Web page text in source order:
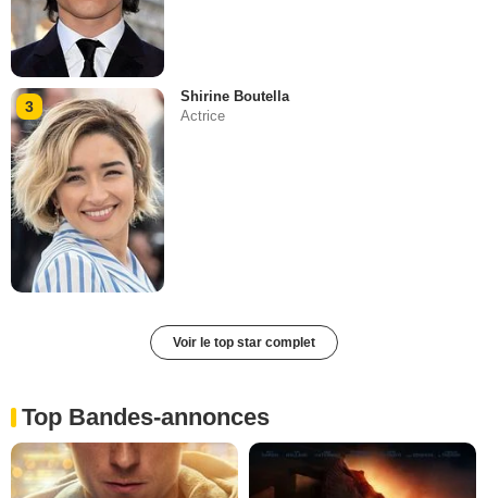
3
Shirine Boutella
Actrice
Voir le top star complet
Top Bandes-annonces